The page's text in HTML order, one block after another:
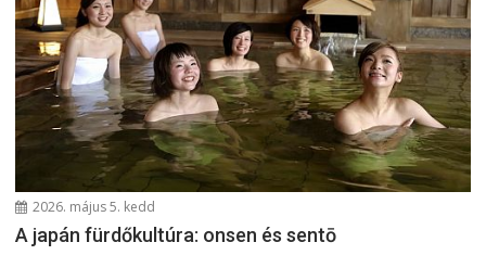
2026. május 5. kedd
A japán fürdőkultúra: onsen és sentō